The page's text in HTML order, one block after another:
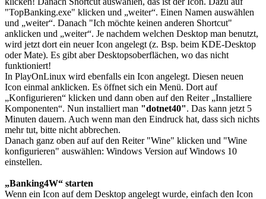
"TopBanking.exe" klicken und „weiter“. Einen Namen auswählen
und „weiter“. Danach "Ich möchte keinen anderen Shortcut"
anklicken und „weiter“. Je nachdem welchen Desktop man benutzt,
wird jetzt dort ein neuer Icon angelegt (z. Bsp. beim KDE-Desktop
oder Mate). Es gibt aber Desktopsoberflächen, wo das nicht
funktioniert!
In PlayOnLinux wird ebenfalls ein Icon angelegt. Diesen neuen
Icon einmal anklicken. Es öffnet sich ein Menü. Dort auf
„Konfigurieren“ klicken und dann oben auf den Reiter „Installiere
Komponenten“. Nun installiert man "dotnet40". Das kann jetzt 5
Minuten dauern. Auch wenn man den Eindruck hat, dass sich nichts
mehr tut, bitte nicht abbrechen.
Danach ganz oben auf auf den Reiter "Wine" klicken und "Wine
konfigurieren" auswählen: Windows Version auf Windows 10
einstellen.
„Banking4W“ starten
Wenn ein Icon auf dem Desktop angelegt wurde, einfach den Icon